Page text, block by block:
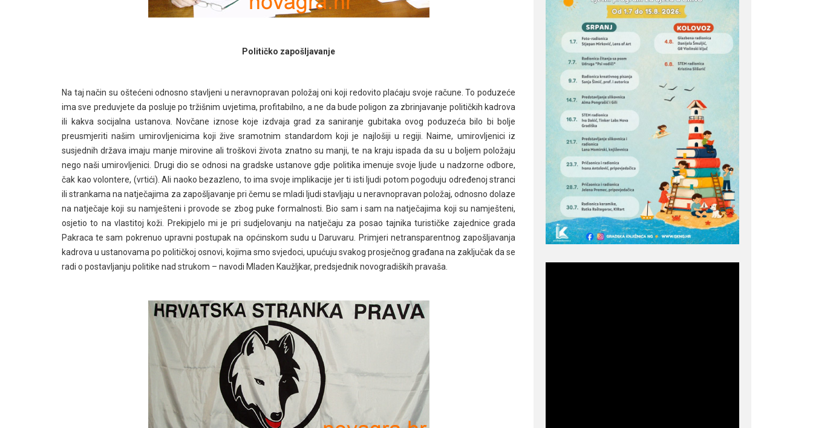
Političko zapošljavanje
Na taj način su oštećeni odnosno stavljeni u neravnopravan položaj oni koji redovito plaćaju svoje račune. To poduzeće
ima sve preduvjete da posluje po tržišnim uvjetima, profitabilno, a ne da bude poligon za zbrinjavanje političkih kadrova
ili kakva socijalna ustanova. Novčane iznose koje izdvaja grad za saniranje gubitaka ovog poduzeća bilo bi bolje
preusmjeriti našim umirovljenicima koji žive sramotnim standardom koji je najlošiji u regiji. Naime, umirovljenici iz
susjednih država imaju manje mirovine ali troškovi života znatno su manji, te na kraju ispada da su u boljem položaju
nego naši umirovljenici. Drugi dio se odnosi na gradske ustanove gdje politika imenuje svoje ljude u nadzorne odbore,
čak kao volontere, (vrtići). Ali naoko bezazleno, to ima svoje implikacije jer ti isti ljudi potom pogoduju određenoj stranci
ili strankama na natječajima za zapošljavanje pri čemu se mladi ljudi stavljaju u neravnopravan položaj, odnosno dolaze
na natječaje koji su namješteni i provode se zbog puke formalnosti. Bio sam i sam na natječajima koji su namješteni,
osjetio to na vlastitoj koži. Prekipjelo mi je pri sudjelovanju na natječaju za posao tajnika turističke zajednice grada
Pakraca te sam pokrenuo upravni postupak na općinskom sudu u Daruvaru. Primjeri netransparentnog zapošljavanja
kadrova u ustanovama po političkoj osnovi, kojima smo svjedoci, upućuju svakog prosječnog građana na zaključak da se
radi o postavljanju politike nad strukom – navodi Mladen Kaužljkar, predsjednik novogradiških pravaša.